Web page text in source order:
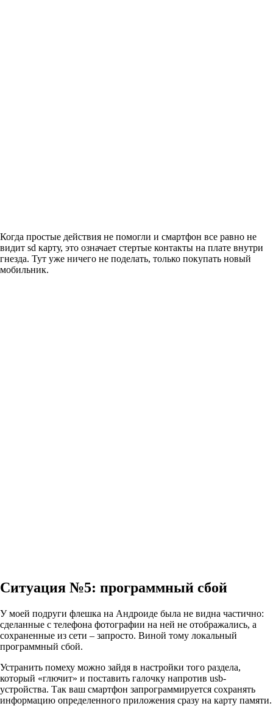
Когда простые действия не помогли и смартфон все равно не
видит sd карту, это означает стертые контакты на плате внутри
гнезда. Тут уже ничего не поделать, только покупать новый
мобильник.
Ситуация №5: программный сбой
У моей подруги флешка на Андроиде была не видна частично:
сделанные с телефона фотографии на ней не отображались, а
сохраненные из сети – запросто. Виной тому локальный
программный сбой.
Устранить помеху можно зайдя в настройки того раздела,
который «глючит» и поставить галочку напротив usb-
устройства. Так ваш смартфон запрограммируется сохранять
информацию определенного приложения сразу на карту памяти.